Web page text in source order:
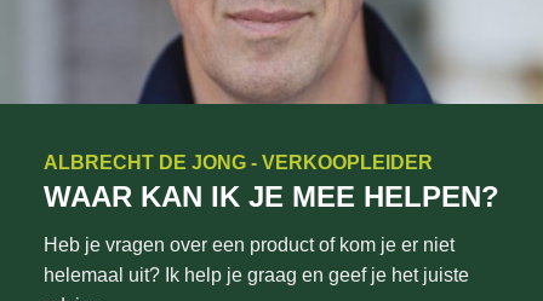
ALBRECHT DE JONG - VERKOOPLEIDER
WAAR KAN IK JE MEE HELPEN?
Heb je vragen over een product of kom je er niet
helemaal uit? Ik help je graag en geef je het juiste